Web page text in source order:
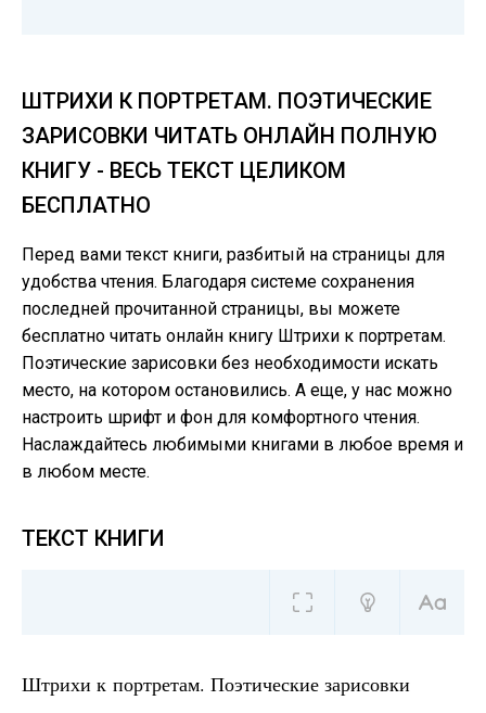
ШТРИХИ К ПОРТРЕТАМ. ПОЭТИЧЕСКИЕ
ЗАРИСОВКИ ЧИТАТЬ ОНЛАЙН ПОЛНУЮ
КНИГУ - ВЕСЬ ТЕКСТ ЦЕЛИКОМ
БЕСПЛАТНО
Перед вами текст книги, разбитый на страницы для
удобства чтения. Благодаря системе сохранения
последней прочитанной страницы, вы можете
бесплатно читать онлайн книгу Штрихи к портретам.
Поэтические зарисовки без необходимости искать
место, на котором остановились. А еще, у нас можно
настроить шрифт и фон для комфортного чтения.
Наслаждайтесь любимыми книгами в любое время и
в любом месте.
ТЕКСТ КНИГИ
Штрихи к портретам. Поэтические зарисовки